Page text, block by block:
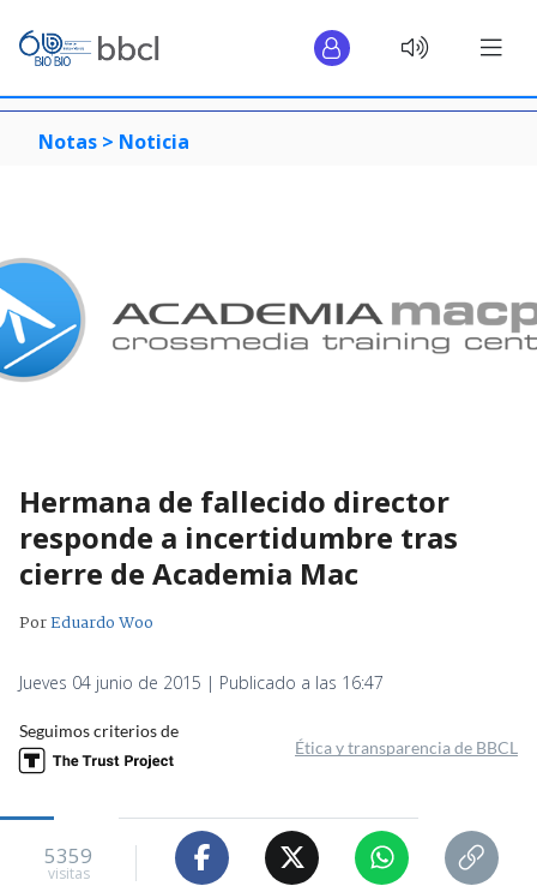
Notas > Noticia
Hermana de fallecido director
responde a incertidumbre tras
cierre de Academia Mac
PorEduardo Woo
Jueves 04 junio de 2015 | Publicado a las 16:47
Seguimos criterios de
Ética y transparencia de BBCL
5359
visitas